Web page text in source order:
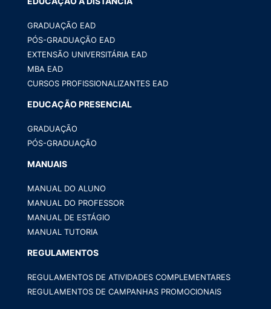
GRADUAÇÃO EAD
PÓS-GRADUAÇÃO EAD
EXTENSÃO UNIVERSITÁRIA EAD
MBA EAD
CURSOS PROFISSIONALIZANTES EAD
EDUCAÇÃO PRESENCIAL
GRADUAÇÃO
PÓS-GRADUAÇÃO
MANUAIS
MANUAL DO ALUNO
MANUAL DO PROFESSOR
MANUAL DE ESTÁGIO
MANUAL TUTORIA
REGULAMENTOS
REGULAMENTOS DE ATIVIDADES COMPLEMENTARES
REGULAMENTOS DE CAMPANHAS PROMOCIONAIS